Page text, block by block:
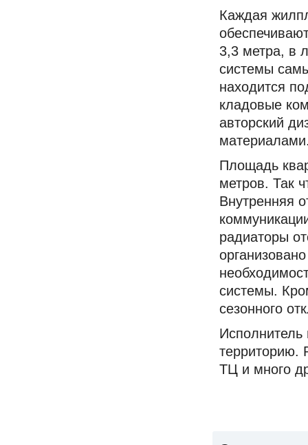
Каждая
3,3 метра, в
системы
находится
кладовые
авторский
Площадь
метров. Так
Внутренняя
радиаторы
системы.
сезонного
Исполнитель
территорию.
ТЦ и много